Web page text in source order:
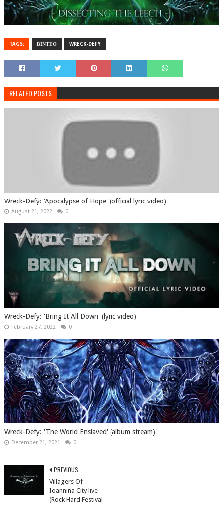
TAGS: ΒΙΝΤΕΟ WRECK-DEFY
RELATED POSTS
Wreck-Defy: 'Apocalypse of Hope' (official lyric video)
August 21, 2022 0
Wreck-Defy: 'Bring It All Down' (lyric video)
February 27, 2022 0
Wreck-Defy: 'The World Enslaved' (album stream)
December 21, 2021 0
PREVIOUS
Villagers Of
Ioannina City live
(Rock Hard Festival